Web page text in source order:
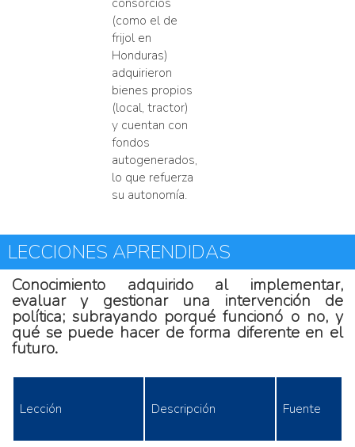
(como el de
frijol en
Honduras)
adquirieron
bienes propios
(local, tractor)
y cuentan con
fondos
autogenerados,
lo que refuerza
su autonomía.
LECCIONES APRENDIDAS
Conocimiento adquirido al implementar,
evaluar y gestionar una intervención de
política; subrayando porqué funcionó o no, y
qué se puede hacer de forma diferente en el
futuro.
Lección Descripción Fuente